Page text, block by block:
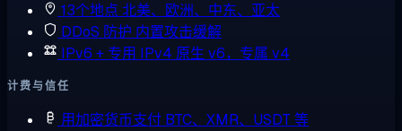
13个地点 北美、欧洲、中东、亚太
DDoS 防护 内置攻击缓解
IPv6 + 专用 IPv4 原生 v6，专属 v4
计费与信任
用加密货币支付 BTC、XMR、USDT 等